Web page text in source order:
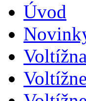
Úvod